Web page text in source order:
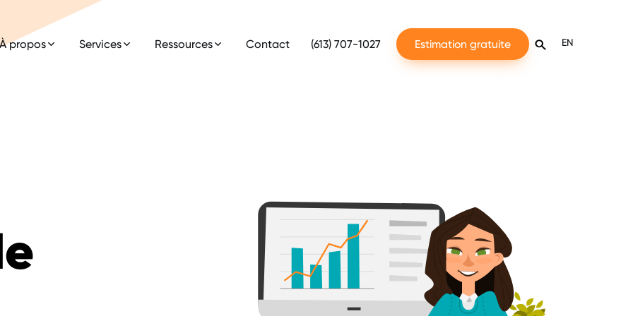
À propos Services Ressources Contact (613) 707-1027 Estimation gratuite EN